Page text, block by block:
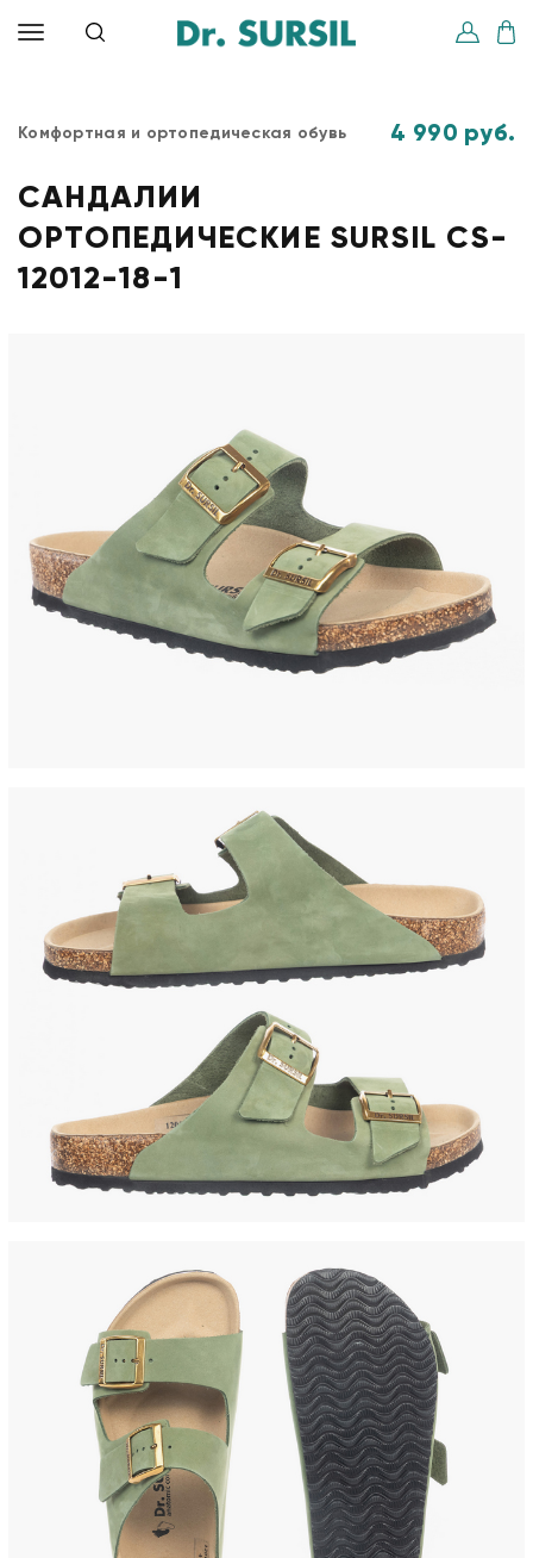
Комфортная и ортопедическая обувь 4 990 руб.
САНДАЛИИ
ОРТОПЕДИЧЕСКИЕ SURSIL CS-
12012-18-1